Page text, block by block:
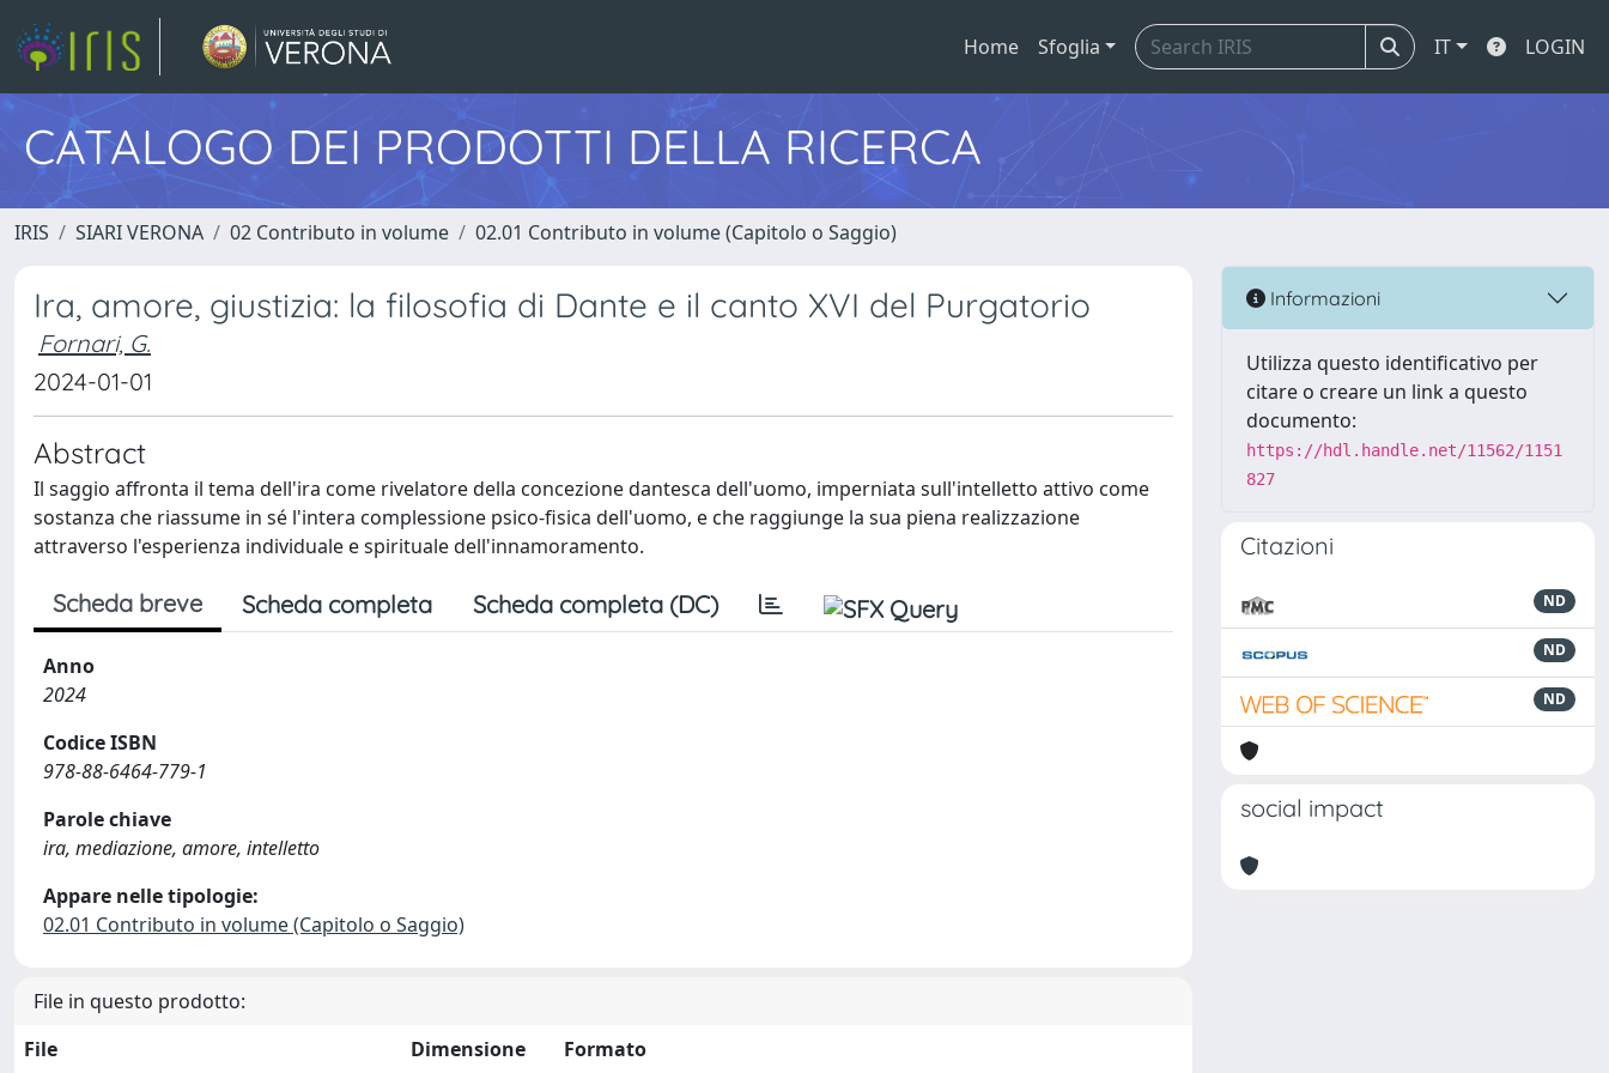
Home Sfoglia IT LOGIN
CATALOGO DEI PRODOTTI DELLA RICERCA
IRIS SIARI VERONA 02 Contributo in volume 02.01 Contributo in volume (Capitolo o Saggio)
Ira, amore, giustizia: la filosofia di Dante e il canto XVI del Purgatorio
Fornari, G.
2024-01-01
Abstract
Il saggio affronta il tema dell'ira come rivelatore della concezione dantesca dell'uomo, imperniata sull'intelletto attivo come
sostanza che riassume in sé l'intera complessione psico-fisica dell'uomo, e che raggiunge la sua piena realizzazione
attraverso l'esperienza individuale e spirituale dell'innamoramento.
Scheda breve Scheda completa Scheda completa (DC)
Anno
2024
Codice ISBN
978-88-6464-779-1
Parole chiave
ira, mediazione, amore, intelletto
Appare nelle tipologie:
02.01 Contributo in volume (Capitolo o Saggio)
File in questo prodotto:
File
Dimensione Formato
Informazioni
Utilizza questo identificativo per
citare o creare un link a questo
documento:
https://hdl.handle.net/11562/1151
827
Citazioni
ND
ND
ND
social impact